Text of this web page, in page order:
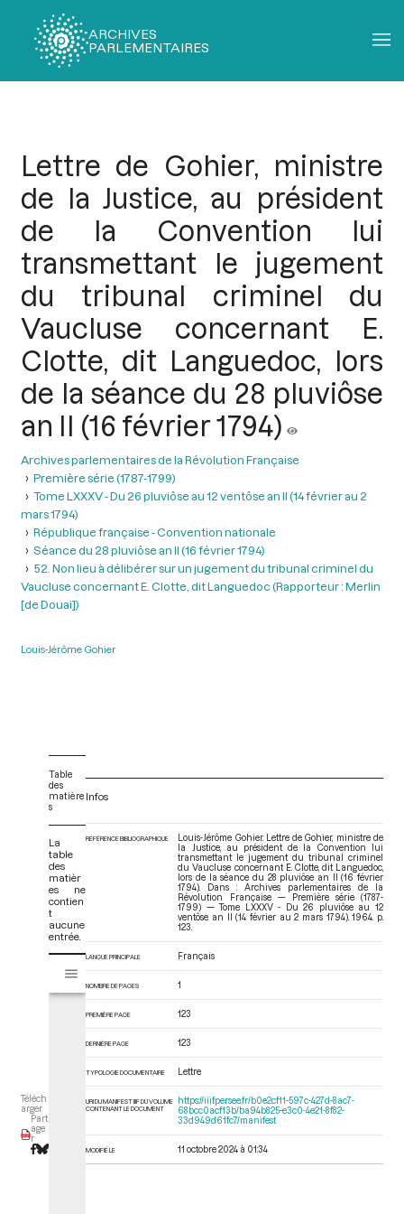
ARCHIVES
PARLEMENTAIRES
Lettre de Gohier, ministre
de la Justice, au président
de la Convention lui
transmettant le jugement
du tribunal criminel du
Vaucluse concernant E.
Clotte, dit Languedoc, lors
de la séance du 28 pluviôse
an II (16 février 1794)
Archives parlementaires de la Révolution Française
Première série (1787-1799)
Tome LXXXV - Du 26 pluviôse au 12 ventôse an II (14 février au 2
mars 1794)
République française - Convention nationale
Séance du 28 pluviôse an II (16 février 1794)
52. Non lieu à délibérer sur un jugement du tribunal criminel du
Vaucluse concernant E. Clotte, dit Languedoc (Rapporteur : Merlin
[de Douai])
Louis-Jérôme Gohier
Téléch
arger
Part
age
r
Table
des
matière
s
La
table
des
matièr
es ne
contien
t
aucune
entrée.
s
M
Tome LXXXV - Du 26 pluviôse au 12 ventôse an II (14 février au 2 mars
Infos
RÉFÉRENCE BIBLIOGRAPHIQUE
Louis-Jérôme Gohier. Lettre de Gohier, ministre de
la Justice, au président de la Convention lui
transmettant le jugement du tribunal criminel
du Vaucluse concernant E. Clotte, dit Languedoc,
lors de la séance du 28 pluviôse an II (16 février
1794). Dans : Archives parlementaires de la
Révolution Française — Première série (1787-
1799) — Tome LXXXV - Du 26 pluviôse au 12
ventôse an II (14 février au 2 mars 1794). 1964. p.
123.
LANGUE PRINCIPALE Français
NOMBRE DE PAGES 1
PREMIÈRE PAGE 123
DERNIÈRE PAGE 123
TYPOLOGIE DOCUMENTAIRE Lettre
URI DU MANIFEST IIIF DU VOLUME
CONTENANT LE DOCUMENT
https://iiif.persee.fr/b0e2cf11-597c-427d-8ac7-
68bcc0acf13b/ba94b825-e3c0-4e21-8f82-
33d949d61fc7/manifest
MODIFIÉ LE 11 octobre 2024 à 01:34